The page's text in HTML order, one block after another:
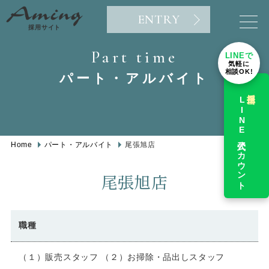
採用サイト
ENTRY
LINEで
気軽に
相談OK!
LINE公式アカウント
Part time
パート・アルバイト
Home パート・アルバイト 尾張旭店
尾張旭店
職種
（１）販売スタッフ （２）お掃除・品出しスタッフ